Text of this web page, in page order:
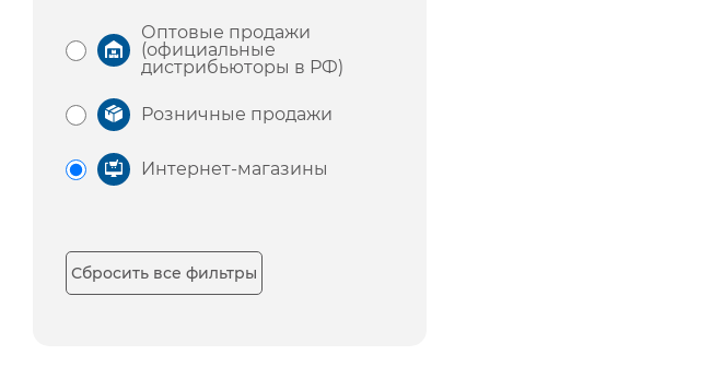
Оптовые продажи
(официальные
дистрибьюторы в РФ)
Розничные продажи
Интернет-магазины
Сбросить все фильтры